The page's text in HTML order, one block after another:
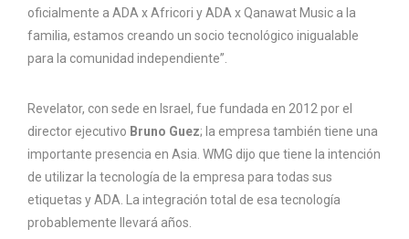
oficialmente a ADA x Africori y ADA x Qanawat Music a la
familia, estamos creando un socio tecnológico inigualable
para la comunidad independiente”.
Revelator, con sede en Israel, fue fundada en 2012 por el
director ejecutivo Bruno Guez; la empresa también tiene una
importante presencia en Asia. WMG dijo que tiene la intención
de utilizar la tecnología de la empresa para todas sus
etiquetas y ADA. La integración total de esa tecnología
probablemente llevará años.